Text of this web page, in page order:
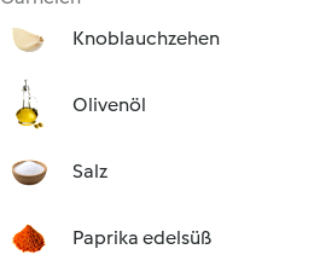
Knoblauchzehen
Olivenöl
Salz
Paprika edelsüß